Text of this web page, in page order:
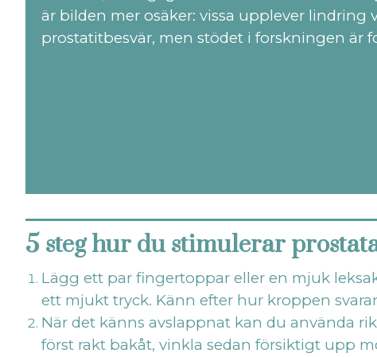
är bilden mer osäker: vissa upplever lindring
prostatitbesvär, men stödet i forskningen är
5 steg hur du stimulerar
Lägg ett par fingertoppar eller en mjuk
ett mjukt tryck. Känn efter hur kroppen
När det känns avslappnat kan du använda
först rakt bakåt, vinkla sedan försiktigt upp